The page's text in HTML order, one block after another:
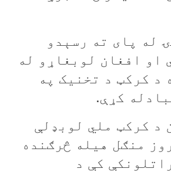
له پای ته رسېدو
او افغان لوبغاړو له
د کرکټ د تخنيک په
کړې.
د کرکټ ملي لوبډلې
منګل هیله څرګنده
کې د